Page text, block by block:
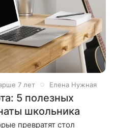
7 лет Елена Нужная
5 полезных
школьника
превратят стол